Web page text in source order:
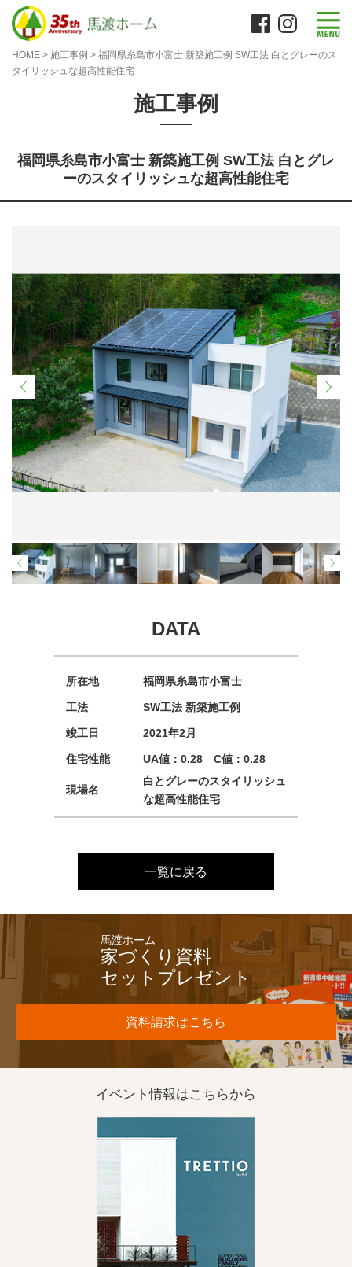
HOME > 施工事例 > 福岡県糸島市小富士 新築施工例 SW工法 白とグレーのス
タイリッシュな超高性能住宅
施工事例
福岡県糸島市小富士 新築施工例 SW工法 白とグレ
ーのスタイリッシュな超高性能住宅
DATA
所在地 福岡県糸島市小富士
工法 SW工法 新築施工例
竣工日 2021年2月
住宅性能 UA値：0.28 C値：0.28
現場名
白とグレーのスタイリッシュ
な超高性能住宅
一覧に戻る
馬渡ホーム
家づくり資料
セットプレゼント
資料請求はこちら
イベント情報はこちらから